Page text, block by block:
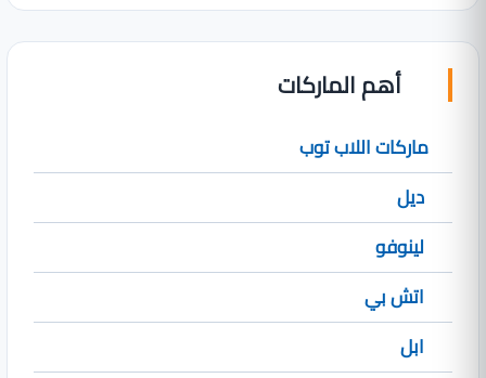
أهم الماركات
ماركات اللاب توب
ديل
لينوفو
اتش بي
ابل